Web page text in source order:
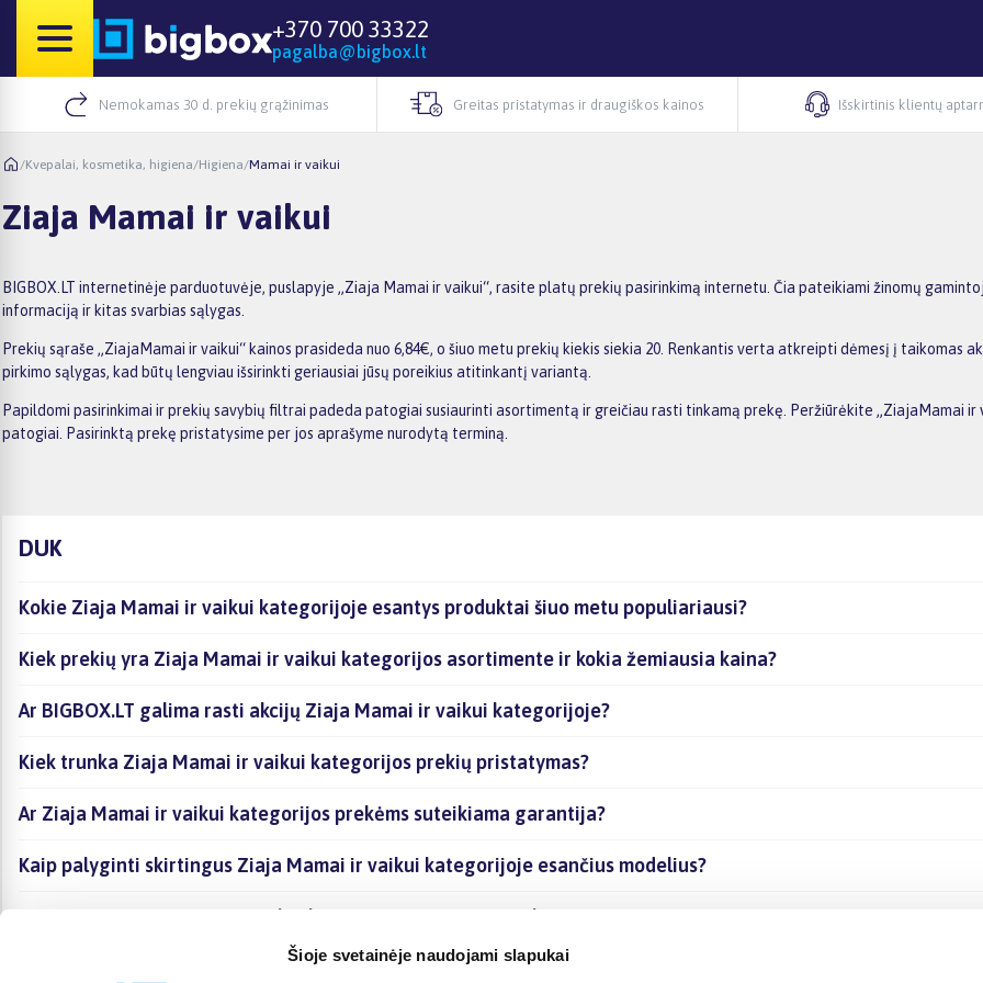
Šioje svetainėje naudojami slapukai
+370 700 33322
pagalba@bigbox.lt
Nemokamas 30 d. prekių grąžinimas Greitas pristatymas ir draugiškos kainos Išskirtinis klientų
/Kvepalai, kosmetika, higiena/Higiena/Mamai ir vaikui
Ziaja Mamai ir vaikui
BIGBOX.LT internetinėje parduotuvėje, puslapyje „Ziaja Mamai ir vaikui“, rasite platų prekių pasirinkimą internetu. Čia pateikiami žinomų
informaciją ir kitas svarbias sąlygas.
Prekių sąraše „ZiajaMamai ir vaikui“ kainos prasideda nuo 6,84€, o šiuo metu prekių kiekis siekia 20. Renkantis verta atkreipti dėmesį į taikomas
pirkimo sąlygas, kad būtų lengviau išsirinkti geriausiai jūsų poreikius atitinkantį variantą.
Papildomi pasirinkimai ir prekių savybių filtrai padeda patogiai susiaurinti asortimentą ir greičiau rasti tinkamą prekę. Peržiūrėkite „ZiajaMamai ir
patogiai. Pasirinktą prekę pristatysime per jos aprašyme nurodytą terminą.
DUK
Kokie Ziaja Mamai ir vaikui kategorijoje esantys produktai šiuo metu populiariausi?
Kiek prekių yra Ziaja Mamai ir vaikui kategorijos asortimente ir kokia žemiausia kaina?
Ar BIGBOX.LT galima rasti akcijų Ziaja Mamai ir vaikui kategorijoje?
Kiek trunka Ziaja Mamai ir vaikui kategorijos prekių pristatymas?
Ar Ziaja Mamai ir vaikui kategorijos prekėms suteikiama garantija?
Kaip palyginti skirtingus Ziaja Mamai ir vaikui kategorijoje esančius modelius?
Kaip įsigyti Ziaja Mamai ir vaikui kategorijoje esančias prekes internetu?